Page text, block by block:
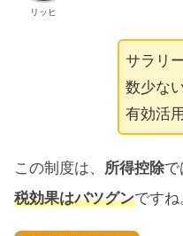
リッヒ
サラリ
数少な
有効活
この制度は、 所得控除で
税効果はバツグンですね